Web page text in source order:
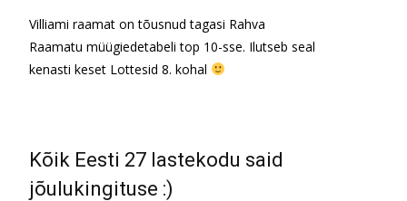
Villiami raamat on tõusnud tagasi Rahva
Raamatu müügiedetabeli top 10-sse. Ilutseb seal
kenasti keset Lottesid 8. kohal
Kõik Eesti 27 lastekodu said
jõulukingituse :)